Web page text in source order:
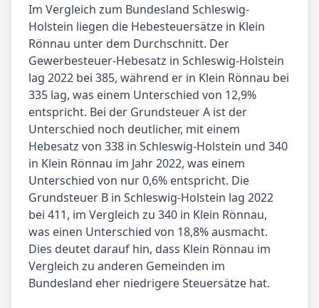
Im Vergleich zum Bundesland Schleswig-
Holstein liegen die Hebesteuersätze in Klein
Rönnau unter dem Durchschnitt. Der
Gewerbesteuer-Hebesatz in Schleswig-Holstein
lag 2022 bei 385, während er in Klein Rönnau bei
335 lag, was einem Unterschied von 12,9%
entspricht. Bei der Grundsteuer A ist der
Unterschied noch deutlicher, mit einem
Hebesatz von 338 in Schleswig-Holstein und 340
in Klein Rönnau im Jahr 2022, was einem
Unterschied von nur 0,6% entspricht. Die
Grundsteuer B in Schleswig-Holstein lag 2022
bei 411, im Vergleich zu 340 in Klein Rönnau,
was einen Unterschied von 18,8% ausmacht.
Dies deutet darauf hin, dass Klein Rönnau im
Vergleich zu anderen Gemeinden im
Bundesland eher niedrigere Steuersätze hat.